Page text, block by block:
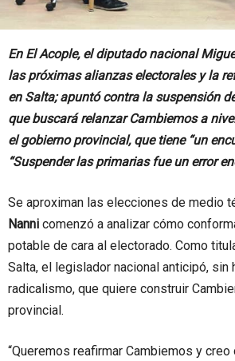
En El Acople, el diputado nacional
las próximas alianzas electorales y la
en Salta; apuntó contra la suspensión
que buscará relanzar Cambiemos a
el gobierno provincial, que tiene “un
“Suspender las primarias fue un error
Se aproximan las elecciones de medio
Nanni comenzó a analizar cómo
potable de cara al electorado. Como
Salta, el legislador nacional anticipó, sin
radicalismo, que quiere construir
provincial.
“Queremos reafirmar Cambiemos y creo